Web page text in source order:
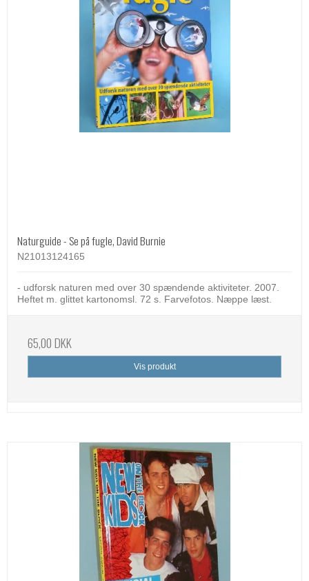
Naturguide - Se på fugle, David Burnie
N21013124165
- udforsk naturen med over 30 spændende aktiviteter. 2007.
Heftet m. glittet kartonomsl. 72 s. Farvefotos. Næppe læst.
65,00 DKK
Vis produkt